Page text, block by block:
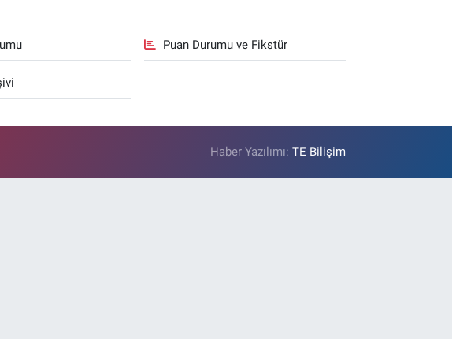
Puan Durumu ve Fikstür
Haber Yazılımı:TE Bilişim